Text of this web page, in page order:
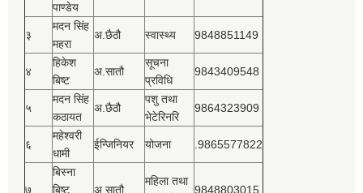
पाण्डेय
३
मदन सिंह
महरा
अ.छैठौ स्वास्थ्य 9848851149
४
हिकेश
बिष्‍ट
अ.सातौ
सूचना
प्रविधि
9843409548
५
मदन सिंह
कठायत
अ.छैठौ
पशु तथा
भेटेरिनरि
9864323909
६
महेश्‍वरी
धामी
ईन्जिनियर योजना .9865577822
७
बिस्‍ना
बिष्‍ट
अ.सातौ
महिला तथा
9848803015